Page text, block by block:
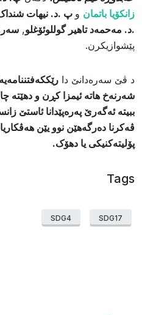
زانکۆیا باتمان و پ .د. نیهات
.د. مەحمەد تاهیر گوللوئۆغلو,
پێشوازیکرن.
د ڤێ سەرەدانێ دا
شەرنەخ هاتە ئیمزا کڕن و ​دهێتە
ببیتە ئەگەرێ پەرەپێدانا ئاستێ
ڤەکرنا دەرگەهێن نوو یێن هەڤکاریا
پۆلیتەکنیکی یا دهۆک.
Tags
SDG17
SDG4